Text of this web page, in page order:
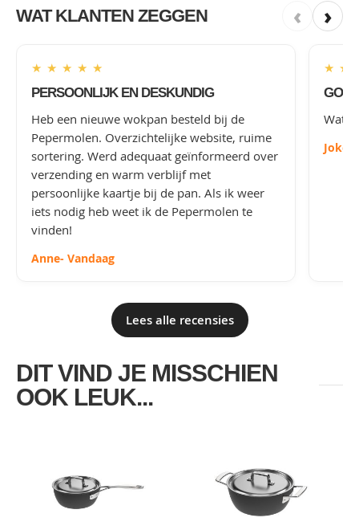
WAT KLANTEN ZEGGEN ‹ ›
★ ★ ★ ★ ★
PERSOONLIJK EN DESKUNDIG
Heb een nieuwe wokpan besteld bij de
Pepermolen. Overzichtelijke website, ruime
sortering. Werd adequaat geïnformeerd over
verzending en warm verblijf met
persoonlijke kaartje bij de pan. Als ik weer
iets nodig heb weet ik de Pepermolen te
vinden!
Anne- Vandaag
★ ★
Wat
Joke
Lees alle recensies
DIT VIND JE MISSCHIEN
OOK LEUK...